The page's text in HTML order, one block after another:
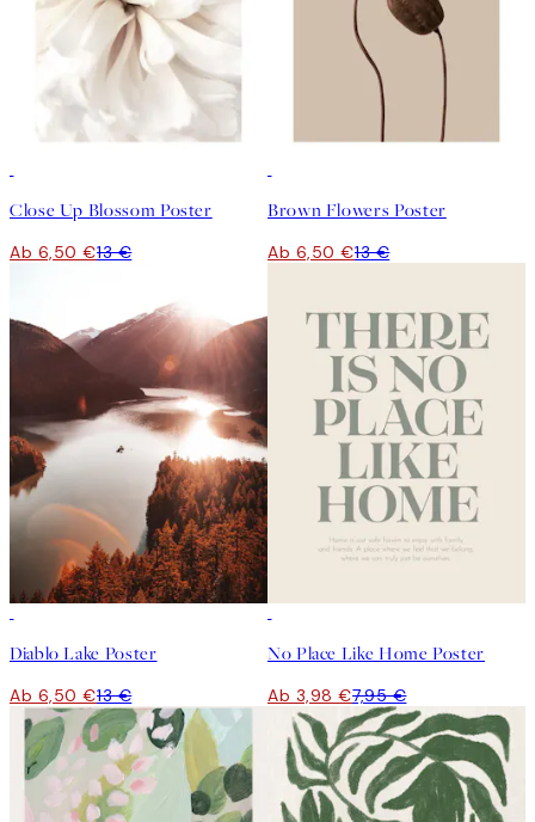
Close Up Blossom Poster
Ab 6,50 €13 €
Brown Flowers Poster
Ab 6,50 €13 €
Diablo Lake Poster
Ab 6,50 €13 €
No Place Like Home Poster
Ab 3,98 €7,95 €